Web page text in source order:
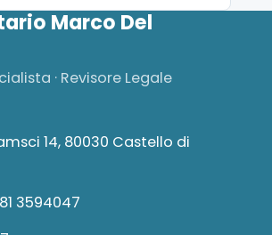
chiesto di esprimere
all’evasione che esiste
Marco Del
· Revisore Legale
14, 80030 Castello di
3594047